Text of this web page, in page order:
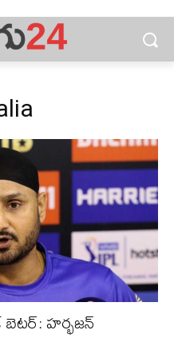
హర్భజన్‌